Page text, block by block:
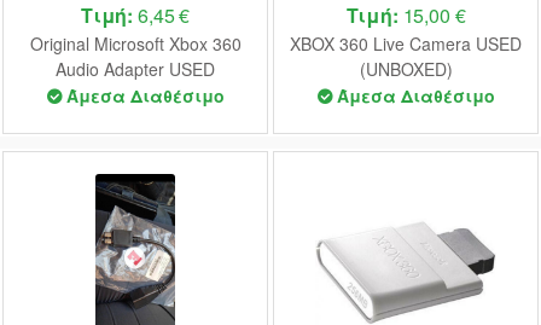
Τιμή: 6,45 €
Original Microsoft Xbox 360
Audio Adapter USED
(UNBOXED)
Άμεσα Διαθέσιμο
Τιμή: 15,00 €
XBOX 360 Live Camera USED
(UNBOXED)
Άμεσα Διαθέσιμο